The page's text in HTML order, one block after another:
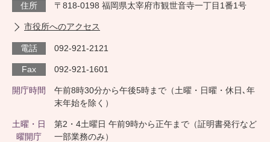
住所 〒818-0198 福岡県太宰府市観世音寺一丁目1番1号
市役所へのアクセス
電話 092-921-2121
Fax 092-921-1601
開庁時間
午前8時30分から午後5時まで（土曜・日曜・休日､年
末年始を除く）
土曜・日
曜開庁
第2・4土曜日 午前9時から正午まで（証明書発行など
一部業務のみ）